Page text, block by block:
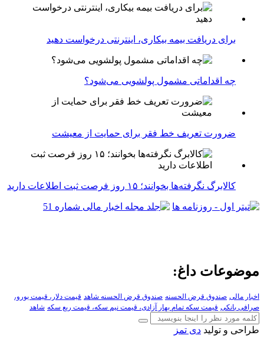
برای دریافت بیمه بیکاری، اینترنتی درخواست دهید
چه اقداماتی مشمول پولشویی می‌شود؟
ضرورت تعریف خط فقر برای حمایت از معیشت
کالابرگ نگرفته‌ها بخوانند؛ ۱۵ روز فرصت ثبت اطلاعات دارید
موضوعات داغ:
اخبار مالی صندوق قرض الحسنه صندوق قرض الحسنه شاهد قیمت دلار، قیمت یورو،
صرافی بانکی قیمت سکه تمام بهار آزادی، قیمت نیم سکه، قیمت ربع سکه شاهد
طراحی و تولید دی تمز